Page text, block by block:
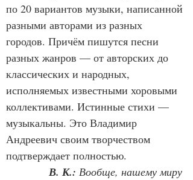
по 20 вариантов музыки, написанной
разными авторами из разных
городов. Причём пишутся песни
разных жанров — от авторских до
классических и народных,
исполняемых известными хоровыми
коллективами. Истинные стихи —
музыкальны. Это Владимир
Андреевич своим творчеством
подтверждает полностью.
В. К.: Вообще, нашему миру